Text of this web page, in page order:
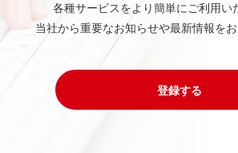
各種サービスをより簡単にご利用い
当社から重要なお知らせや最新情報をお
登録する